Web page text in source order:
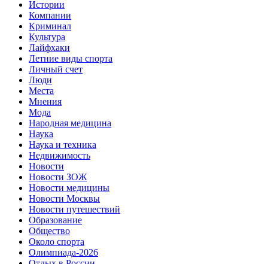
Истории
Компании
Криминал
Культура
Лайфхаки
Летние виды спорта
Личный счет
Люди
Места
Мнения
Мода
Народная медицина
Наука
Наука и техника
Недвижимость
Новости
Новости ЗОЖ
Новости медицины
Новости Москвы
Новости путешествий
Образование
Общество
Около спорта
Олимпиада-2026